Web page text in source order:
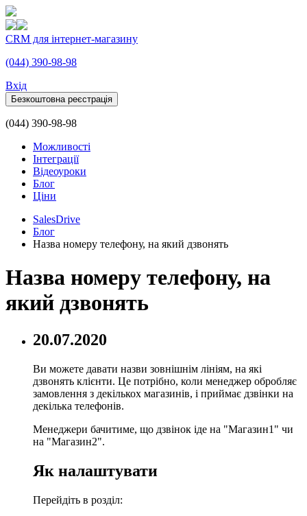
CRM для інтернет-магазину
(044) 390-98-98
Вхiд
Безкоштовна реєстрація
(044) 390-98-98
Можливості
Інтеграції
Відеоуроки
Блог
Ціни
SalesDrive
Блог
Назва номеру телефону, на який дзвонять
Назва номеру телефону, на
який дзвонять
20.07.2020
Ви можете давати назви зовнішнім лініям, на які
дзвонять клієнти. Це потрібно, коли менеджер обробляє
замовлення з декількох магазинів, і приймає дзвінки на
декілька телефонів.
Менеджери бачитиме, що дзвінок іде на "Магазин1" чи
на "Магазин2".
Як налаштувати
Перейдіть в розділ: